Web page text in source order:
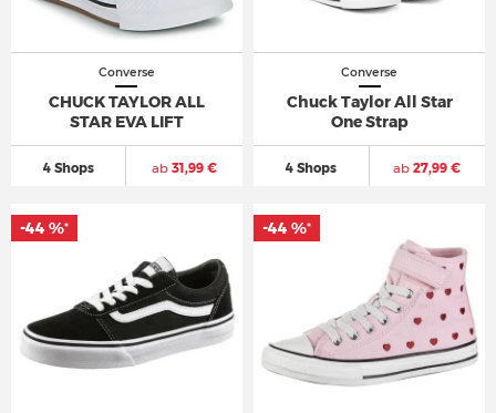
Converse
CHUCK TAYLOR ALL
STAR EVA LIFT
4 Shops ab31,99 €
Converse
Chuck Taylor All Star
One Strap
4 Shops ab 27,99 €
-44 %* -44 %*